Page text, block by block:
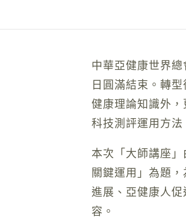
中華亞健康世界
日圓滿結束。轉
健康理論知識外
科技測評運用方法
本次「大師講座
關鍵運用」為題
進展、亞健康人
容。